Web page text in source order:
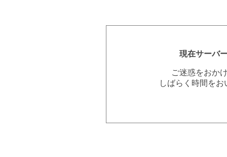
現在サーバ
ご迷惑をおか
しばらく時間を